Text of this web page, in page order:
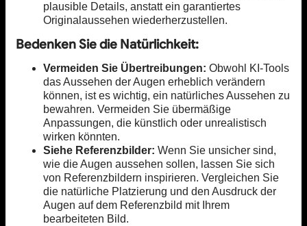
plausible Details, anstatt ein garantiertes
Originalaussehen wiederherzustellen.
Bedenken Sie die Natürlichkeit:
Vermeiden Sie Übertreibungen: Obwohl KI-Tools
das Aussehen der Augen erheblich verändern
können, ist es wichtig, ein natürliches Aussehen zu
bewahren. Vermeiden Sie übermäßige
Anpassungen, die künstlich oder unrealistisch
wirken könnten.
Siehe Referenzbilder: Wenn Sie unsicher sind,
wie die Augen aussehen sollen, lassen Sie sich
von Referenzbildern inspirieren. Vergleichen Sie
die natürliche Platzierung und den Ausdruck der
Augen auf dem Referenzbild mit Ihrem
bearbeiteten Bild.